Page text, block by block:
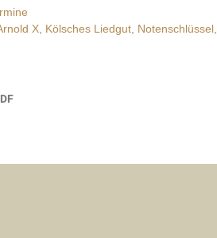
X, Kölsches Liedgut, Notenschlüssel,